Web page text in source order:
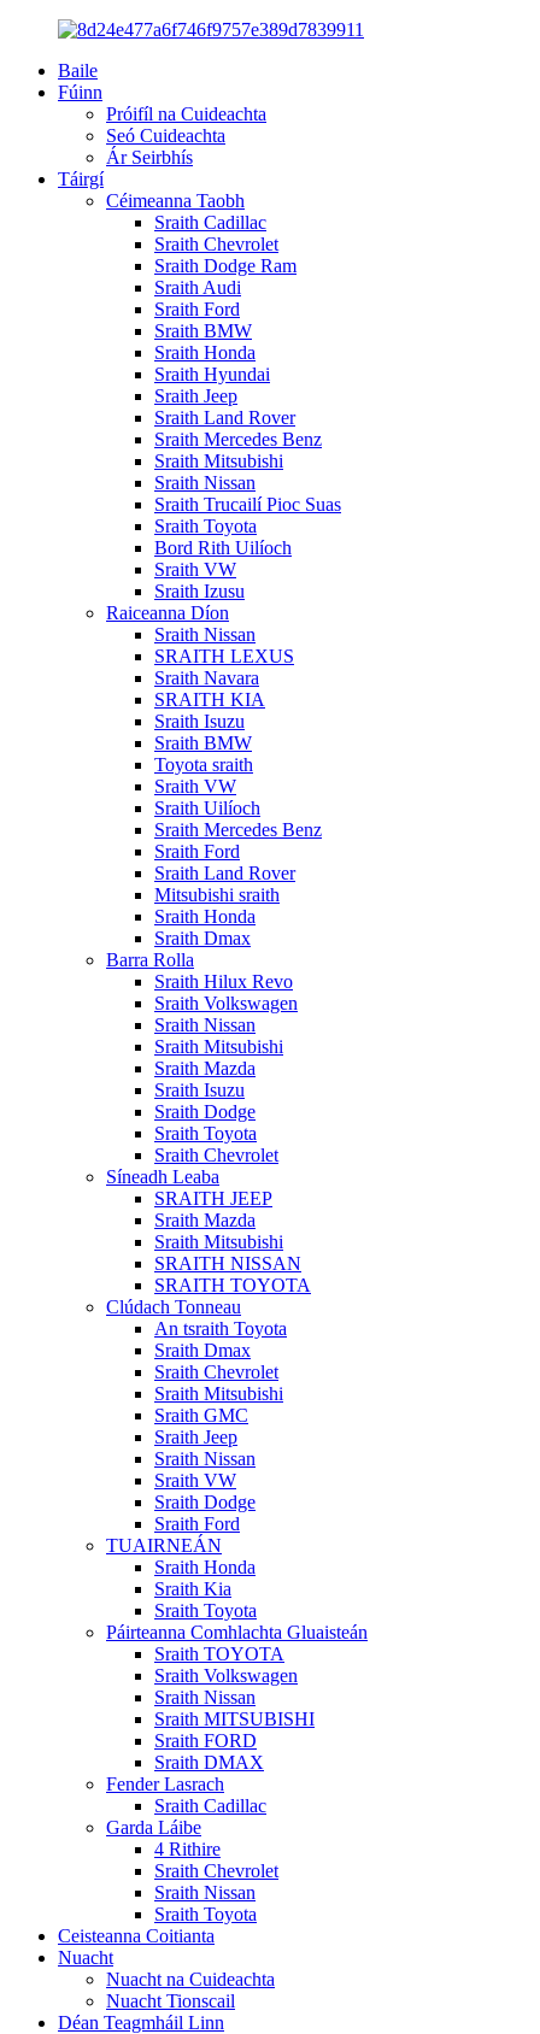
Baile
Fúinn
Próifíl na Cuideachta
Seó Cuideachta
Ár Seirbhís
Táirgí
Céimeanna Taobh
Sraith Cadillac
Sraith Chevrolet
Sraith Dodge Ram
Sraith Audi
Sraith Ford
Sraith BMW
Sraith Honda
Sraith Hyundai
Sraith Jeep
Sraith Land Rover
Sraith Mercedes Benz
Sraith Mitsubishi
Sraith Nissan
Sraith Trucailí Pioc Suas
Sraith Toyota
Bord Rith Uilíoch
Sraith VW
Sraith Izusu
Raiceanna Díon
Sraith Nissan
SRAITH LEXUS
Sraith Navara
SRAITH KIA
Sraith Isuzu
Sraith BMW
Toyota sraith
Sraith VW
Sraith Uilíoch
Sraith Mercedes Benz
Sraith Ford
Sraith Land Rover
Mitsubishi sraith
Sraith Honda
Sraith Dmax
Barra Rolla
Sraith Hilux Revo
Sraith Volkswagen
Sraith Nissan
Sraith Mitsubishi
Sraith Mazda
Sraith Isuzu
Sraith Dodge
Sraith Toyota
Sraith Chevrolet
Síneadh Leaba
SRAITH JEEP
Sraith Mazda
Sraith Mitsubishi
SRAITH NISSAN
SRAITH TOYOTA
Clúdach Tonneau
An tsraith Toyota
Sraith Dmax
Sraith Chevrolet
Sraith Mitsubishi
Sraith GMC
Sraith Jeep
Sraith Nissan
Sraith VW
Sraith Dodge
Sraith Ford
TUAIRNEÁN
Sraith Honda
Sraith Kia
Sraith Toyota
Páirteanna Comhlachta Gluaisteán
Sraith TOYOTA
Sraith Volkswagen
Sraith Nissan
Sraith MITSUBISHI
Sraith FORD
Sraith DMAX
Fender Lasrach
Sraith Cadillac
Garda Láibe
4 Rithire
Sraith Chevrolet
Sraith Nissan
Sraith Toyota
Ceisteanna Coitianta
Nuacht
Nuacht na Cuideachta
Nuacht Tionscail
Déan Teagmháil Linn